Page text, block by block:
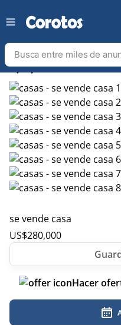
chevron_leftchevron_right
se vende casa
US$280,000
Hacer